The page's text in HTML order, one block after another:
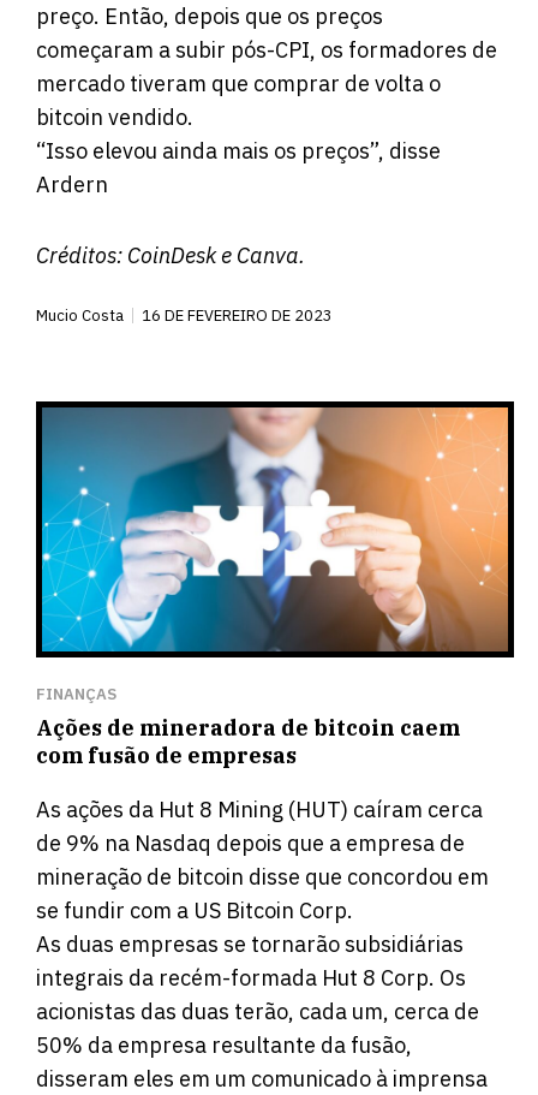
preço. Então, depois que os preços
começaram a subir pós-CPI, os formadores de
mercado tiveram que comprar de volta o
bitcoin vendido.
“Isso elevou ainda mais os preços”, disse
Ardern
Créditos: CoinDeske Canva.
Mucio Costa 16 DE FEVEREIRO DE 2023
FINANÇAS
Ações de mineradora de bitcoin caem
com fusão de empresas
As ações da Hut 8 Mining (HUT) caíram cerca
de 9% na Nasdaq depois que a empresa de
mineração de bitcoin disse que concordou em
se fundir com a US Bitcoin Corp.
As duas empresas se tornarão subsidiárias
integrais da recém-formada Hut 8 Corp. Os
acionistas das duas terão, cada um, cerca de
50% da empresa resultante da fusão,
disseram eles em um comunicado à imprensa